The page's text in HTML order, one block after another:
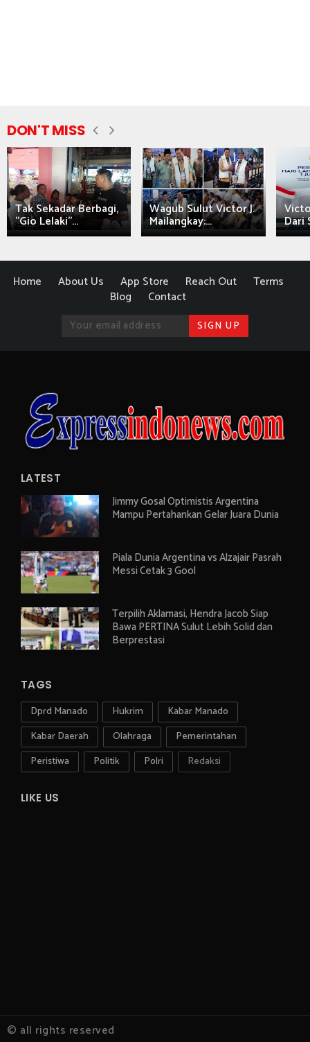
DON'T MISS
Tak Sekadar Berbagi,
"Gio Lelaki"...
Wagub Sulut Victor J.
Mailangkay:... Dari
Home About Us App Store Reach Out
Terms
Blog
Contact
LATEST
Jimmy Gosal Optimistis Argentina
Mampu Pertahankan Gelar Juara Dunia
Piala Dunia Argentina vs Alzajair Pasrah
Messi Cetak 3 Gool
Terpilih Aklamasi, Hendra Jacob Siap
Bawa PERTINA Sulut Lebih Solid dan
Berprestasi
TAGS
Dprd Manado Hukrim
Kabar Manado
Kabar Daerah
Olahraga
Pemerintahan
Peristiwa
Politik Polri Redaksi
LIKE US
© all rights reserved